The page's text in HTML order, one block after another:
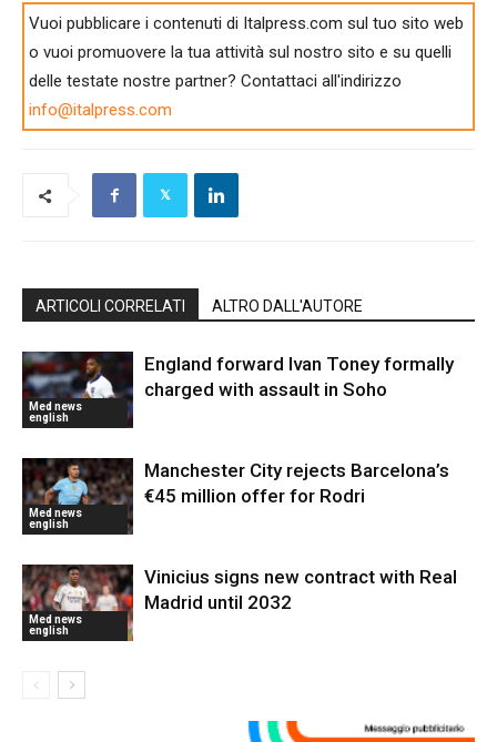
Vuoi pubblicare i contenuti di Italpress.com sul tuo sito web
o vuoi promuovere la tua attività sul nostro sito e su quelli
delle testate nostre partner? Contattaci all'indirizzo
info@italpress.com
ARTICOLI CORRELATI ALTRO DALL'AUTORE
Med news
english
England forward Ivan Toney formally
charged with assault in Soho
Med news
english
Manchester City rejects Barcelona’s
€45 million offer for Rodri
Med news
english
Vinicius signs new contract with Real
Madrid until 2032